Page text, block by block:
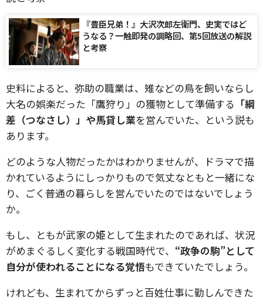
『豊臣兄弟！』大沢次郎左衛門、史実ではど
うなる？一触即発の調略回、第5回放送の解説
と考察
史料によると、弥助の職業は、雉などの鳥を飼いならし
大名の娯楽だった「鷹狩り」の獲物として準備する 「綱
差（つなさし）」や馬貸し業を営んでいた、という説も
あります。
どのような人物だったかはわかりませんが、ドラマで描
かれているようにしっかりもので気丈なともと一緒にな
り、ごく普通の暮らしを営んでいたのではないでしょう
か。
もし、ともが武家の姫として生まれたのであれば、状況
がめまぐるしく変化する戦国時代で、 “政争の駒”として
自分が使われることになる覚悟もできていたでしょう。
けれども、生まれてからずっと百姓仕事に勤しんできた